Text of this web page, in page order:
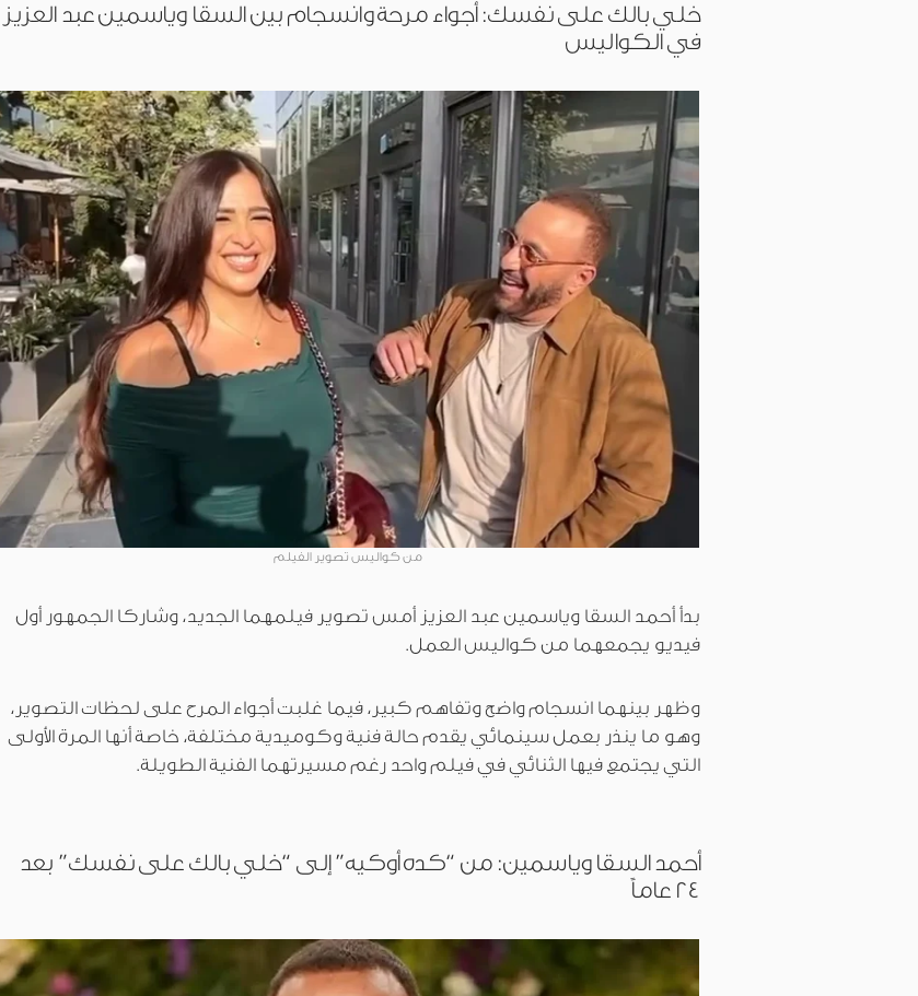
خلي بالك على نفسك: أجواء مرحة وانسجام بين السقا وياسمين عبد العزيز
في الكواليس
من كواليس تصوير الفيلم
بدأ أحمد السقا وياسمين عبد العزيز أمس تصوير فيلمهما الجديد، وشاركا الجمهور أول
فيديو يجمعهما من كواليس العمل.
وظهر بينهما انسجام واضح وتفاهم كبير، فيما غلبت أجواء المرح على لحظات التصوير،
وهو ما ينذر بعمل سينمائي يقدم حالة فنية وكوميدية مختلفة، خاصة أنها المرة الأولى
التي يجتمع فيها الثنائي في فيلم واحد رغم مسيرتهما الفنية الطويلة.
أحمد السقا وياسمين: من “كده أوكيه” إلى “خلي بالك على نفسك” بعد
24 عاماً